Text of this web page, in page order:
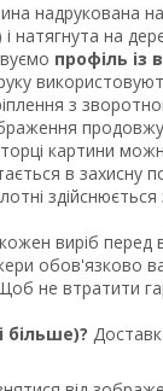
надрукована
натягнута на
профіль із
з
картини
в захисну
виріб
обов'язково
не втратити
більше)?